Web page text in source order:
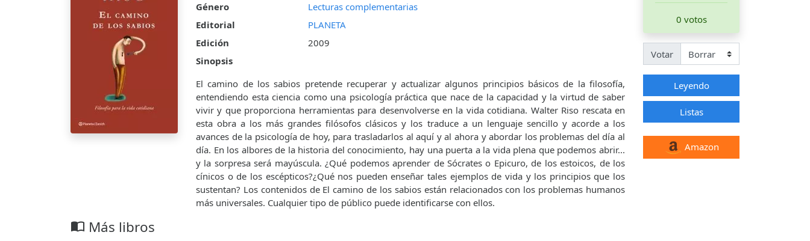
Género
Lecturas complementarias
Editorial
PLANETA
Edición
2009
Sinopsis
El camino de los sabios pretende recuperar y actualizar algunos principios básicos de la filosofía,
entendiendo esta ciencia como una psicología práctica que nace de la capacidad y la virtud de saber
vivir y que proporciona herramientas para desenvolverse en la vida cotidiana. Walter Riso rescata en
esta obra a los más grandes filósofos clásicos y los traduce a un lenguaje sencillo y acorde a los
avances de la psicología de hoy, para trasladarlos al aquí y al ahora y abordar los problemas del día al
día. En los albores de la historia del conocimiento, hay una puerta a la vida plena que podemos abrir...
y la sorpresa será mayúscula. ¿Qué podemos aprender de Sócrates o Epicuro, de los estoicos, de los
cínicos o de los escépticos?¿Qué nos pueden enseñar tales ejemplos de vida y los principios que los
sustentan? Los contenidos de El camino de los sabios están relacionados con los problemas humanos
más universales. Cualquier tipo de público puede identificarse con ellos.
0 votos
Votar
Leyendo
Listas
Amazon
import_contacts Más libros